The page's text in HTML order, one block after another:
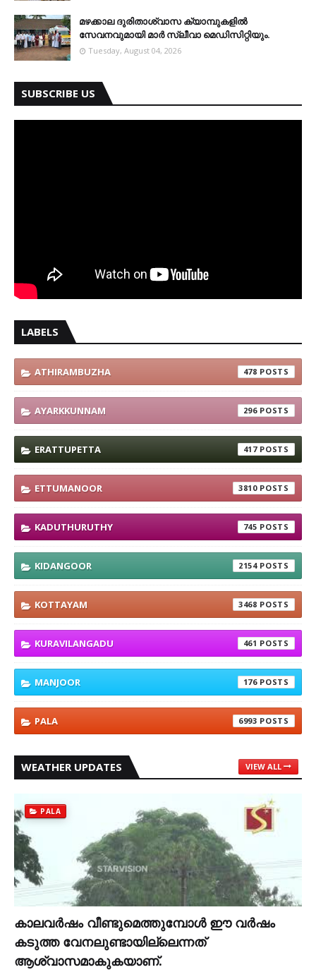
മഴക്കാല ദുരിതാശ്വാസ ക്യാമ്പുകളിൽ
സേവനവുമായി മാർ സ്ലീവാ മെഡിസിറ്റിയും.
Tuesday, August 04, 2026
SUBSCRIBE US
LABELS
ATHIRAMBUZHA 478
AYARKKUNNAM 296
ERATTUPETTA 417
ETTUMANOOR 3810
KADUTHURUTHY 745
KIDANGOOR 2154
KOTTAYAM 3468
KURAVILANGADU 461
MANJOOR 176
PALA 6993
WEATHER UPDATES VIEW ALL
PALA
കാലവര്‍ഷം വീണ്ടുമെത്തുമ്പോള്‍ ഈ വര്‍ഷം
കടുത്ത വേനലുണ്ടായില്ലെന്നത്
ആശ്വാസമാകുകയാണ്.